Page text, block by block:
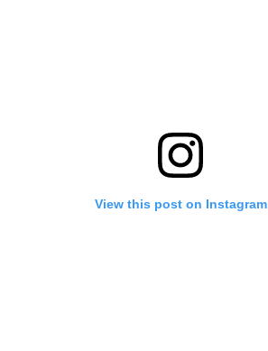
View this post on Instagram